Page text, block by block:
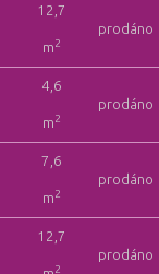
12,7
m2
prodáno
4,6
m2
prodáno
7,6
m2
prodáno
12,7
2
prodáno